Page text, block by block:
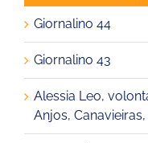
Giornalino 44
Giornalino 43
Alessia Leo,
Anjos,